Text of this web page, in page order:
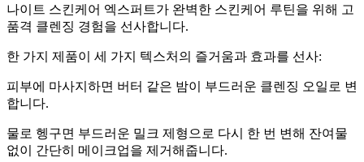
나이트 스킨케어 엑스퍼트가 완벽한 스킨케어 루틴을 위해 고
품격 클렌징 경험을 선사합니다.
한 가지 제품이 세 가지 텍스처의 즐거움과 효과를 선사:
피부에 마사지하면 버터 같은 밤이 부드러운 클렌징 오일로 변
합니다.
물로 헹구면 부드러운 밀크 제형으로 다시 한 번 변해 잔여물
없이 간단히 메이크업을 제거해줍니다.